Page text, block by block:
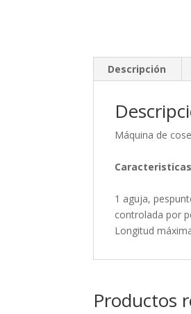
Descripción
Máquina de
1 aguja,
controlada por
Longitud
Productos